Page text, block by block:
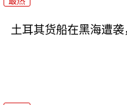
土耳其货船在黑海遭